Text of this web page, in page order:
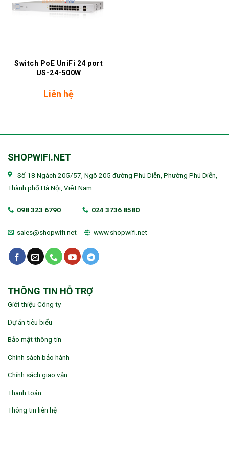
Switch PoE UniFi 24 port
US-24-500W
Liên hệ
SHOPWIFI.NET
Số 18 Ngách 205/57, Ngõ 205 đường Phú Diễn, Phường Phú Diễn,
Thành phố Hà Nội, Việt Nam
098 323 6790 024 3736 8580
sales@shopwifi.net www.shopwifi.net
THÔNG TIN HỖ TRỢ
Giới thiệu Công ty
Dự án tiêu biểu
Bảo mật thông tin
Chính sách bảo hành
Chính sách giao vận
Thanh toán
Thông tin liên hệ